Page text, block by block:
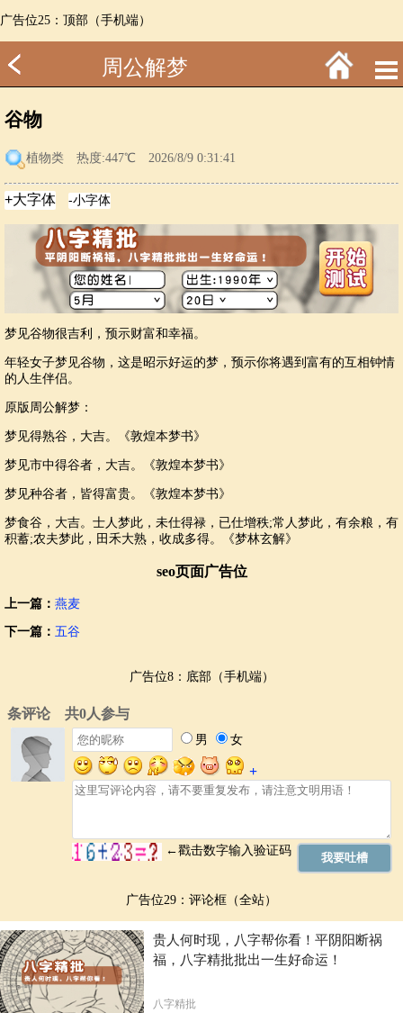
广告位25：顶部（手机端）
周公解梦
谷物
植物类 热度:447℃ 2026/8/9 0:31:41
梦见谷物很吉利，预示财富和幸福。
年轻女子梦见谷物，这是昭示好运的梦，预示你将遇到富有的互相钟情
的人生伴侣。
原版周公解梦：
梦见得熟谷，大吉。《敦煌本梦书》
梦见市中得谷者，大吉。《敦煌本梦书》
梦见种谷者，皆得富贵。《敦煌本梦书》
梦食谷，大吉。士人梦此，未仕得禄，已仕增秩;常人梦此，有余粮，有
积蓄;农夫梦此，田禾大熟，收成多得。《梦林玄解》
seo页面广告位
上一篇： 燕麦
下一篇： 五谷
广告位8：底部（手机端）
广告位29：评论框（全站）
贵人何时现，八字帮你看！平阴阳断祸
福，八字精批批出一生好命运！
八字精批